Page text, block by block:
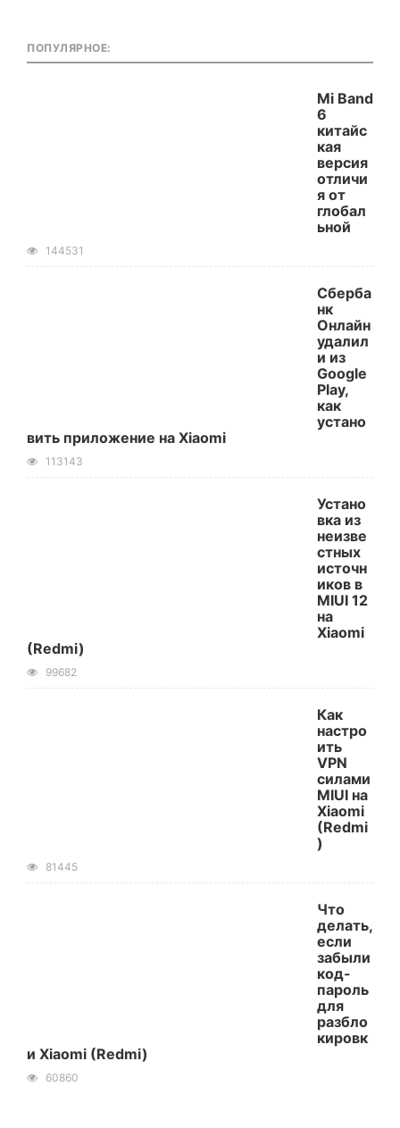
ПОПУЛЯРНОЕ:
Mi Band
6
китайс
кая
версия
отличи
я от
глобал
ьной
144531
Сберба
нк
Онлайн
удалил
и из
Google
Play,
как
устано
вить приложение на Xiaomi
113143
Устано
вка из
неизве
стных
источн
иков в
MIUI 12
на
Xiaomi
(Redmi)
99682
Как
настро
ить
VPN
силами
MIUI на
Xiaomi
(Redmi
)
81445
Что
делать,
если
забыли
код-
пароль
для
разбло
кировк
и Xiaomi (Redmi)
60860